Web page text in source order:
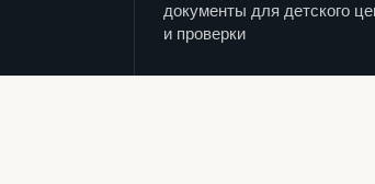
документы для детского
и проверки